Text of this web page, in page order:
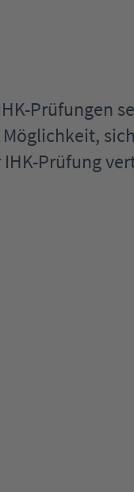
Prüfungen
Prüfung